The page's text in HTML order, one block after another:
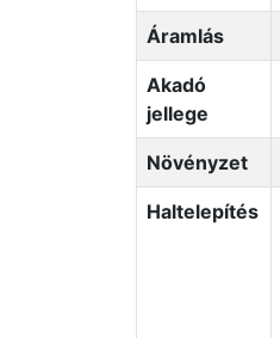
Áramlás
Akadó
jellege
Növényzet
Haltelepítés